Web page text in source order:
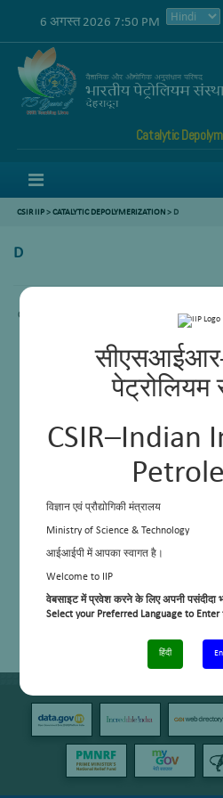
पेट्रोलियम
CSIR–Indian
विज्ञान एवं प्रौद्योगिकी मंत्रालय
Ministry of Science & Technology
आईआईपी में आपका स्वागत है।
Welcome to IIP
वेबसाइट में प्रवेश करने के लिए अपनी पसंदीदा
Select your Preferred Language to
हिंदी
6 अगस्त 2026 7:50 PM
Catalytic
CSIR IIP>CATALYTIC DEPOLYMERIZATION> D
D
Content not available.